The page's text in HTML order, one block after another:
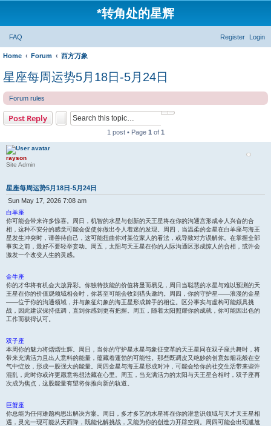
*转角处的星辉
FAQ Login
Register
Home Forum 西方万象
星座每周运势5月18日-5月24日
Forum rules
Post Reply Search
Advanced search
1 post • Page 1 of 1
rayson
Site Admin
星座每周运势5月18日-5月24日
o
s
t
Sun May 17, 2026 7:08 am
白羊座
你可能会带来许多惊喜。周日，机智的水星与创新的天王星将在你的沟通宫形成令人兴奋的合
相，这种不安分的感觉可能会促使你做出令人着迷的发现。周四，当温柔的金星在白羊座与海王
星发生冲突时，请善待自己，这可能扭曲你对某位家人的看法，或导致对方误解你。在掌握全部
事实之前，最好不要轻举妄动。周五，太阳与天王星在你的人际沟通区形成惊人的合相，或许会
激发一个改变人生的灵感。
金牛座
你的才华将有机会大放异彩。你独特技能的价值将显而易见，周日当聪慧的水星与难以预测的天
王星在你的价值观领域相会时，你甚至可能会收到猎头邀约。周四，你的守护星——浪漫的金星
——位于你的沟通领域，并与象征幻象的海王星形成棘手的相位。区分事实与虚构可能颇具挑
战，因此建议保持低调，直到你感到更有把握。周五，随着太阳照耀你的成就，你可能因出色的
工作而获得认可。
双子座
本周你的魅力将熠熠生辉。周日，当你的守护星水星与象征变革的天王星同在双子座共舞时，将
带来充满活力且出人意料的能量，蕴藏着蓬勃的可能性。那些既调皮又绝妙的创意如烟花般在空
气中绽放，形成一股强大的能量。周四金星与海王星形成对冲，可能会给你的社交生活带来些许
混乱，此时你或许更愿意将想法藏在心里。周五，当充满活力的太阳与天王星合相时，双子座再
次成为焦点，这股能量有望将你推向新的轨道。
巨蟹座
你总能为任何难题构思出解决方案。周日，多才多艺的水星将在你的潜意识领域与天才天王星相
遇，灵光一现可能从天而降，既能化解挑战，又能为你的创造力开辟空间。周四可能会出现尴尬